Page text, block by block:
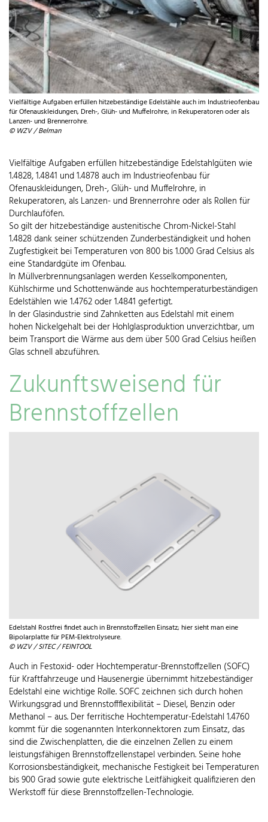
Vielfältige Aufgaben erfüllen hitzebeständige Edelstähle auch im Industrieofenbau
für Ofenauskleidungen, Dreh-, Glüh- und Muffelrohre, in Rekuperatoren oder als
Lanzen- und Brennerrohre.
© WZV / Belman
Vielfältige Aufgaben erfüllen hitzebeständige Edelstahlgüten wie
1.4828, 1.4841 und 1.4878 auch im Industrieofenbau für
Ofenauskleidungen, Dreh-, Glüh- und Muffelrohre, in
Rekuperatoren, als Lanzen- und Brennerrohre oder als Rollen für
Durchlauföfen.
So gilt der hitzebeständige austenitische Chrom-Nickel-Stahl
1.4828 dank seiner schützenden Zunderbeständigkeit und hohen
Zugfestigkeit bei Temperaturen von 800 bis 1.000 Grad Celsius als
eine Standardgüte im Ofenbau.
In Müllverbrennungsanlagen werden Kesselkomponenten,
Kühlschirme und Schottenwände aus hochtemperaturbeständigen
Edelstählen wie 1.4762 oder 1.4841 gefertigt.
In der Glasindustrie sind Zahnketten aus Edelstahl mit einem
hohen Nickelgehalt bei der Hohlglasproduktion unverzichtbar, um
beim Transport die Wärme aus dem über 500 Grad Celsius heißen
Glas schnell abzuführen.
Zukunftsweisend für
Brennstoffzellen
Edelstahl Rostfrei findet auch in Brennstoffzellen Einsatz; hier sieht man eine
Bipolarplatte für PEM-Elektrolyseure.
© WZV / SITEC / FEINTOOL
Auch in Festoxid- oder Hochtemperatur-Brennstoffzellen (SOFC)
für Kraftfahrzeuge und Hausenergie übernimmt hitzebeständiger
Edelstahl eine wichtige Rolle. SOFC zeichnen sich durch hohen
Wirkungsgrad und Brennstoffflexibilität – Diesel, Benzin oder
Methanol – aus. Der ferritische Hochtemperatur-Edelstahl 1.4760
kommt für die sogenannten Interkonnektoren zum Einsatz, das
sind die Zwischenplatten, die die einzelnen Zellen zu einem
leistungsfähigen Brennstoffzellenstapel verbinden. Seine hohe
Korrosionsbeständigkeit, mechanische Festigkeit bei Temperaturen
bis 900 Grad sowie gute elektrische Leitfähigkeit qualifizieren den
Werkstoff für diese Brennstoffzellen-Technologie.